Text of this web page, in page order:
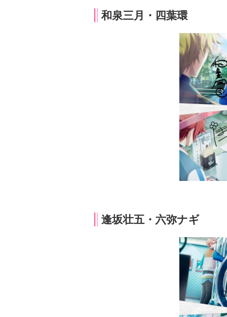
和泉三月・四葉環
逢坂壮五・六弥ナギ